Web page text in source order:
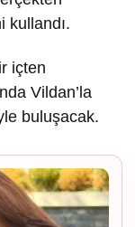
kullandı.
içten
Vildan’la
buluşacak.